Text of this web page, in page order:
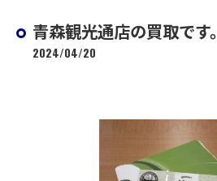
青森観光通店の買取です。
2024/04/20